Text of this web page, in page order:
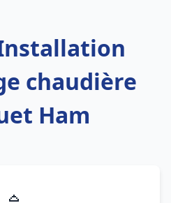
chaudière
Ham